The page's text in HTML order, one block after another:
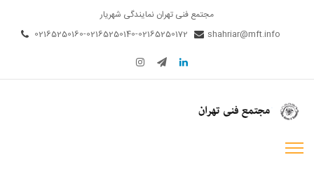
مجتمع فنی تهران نمایندگی شهریار
02165250160-02165250140-02165250172
shahriar@mft.info